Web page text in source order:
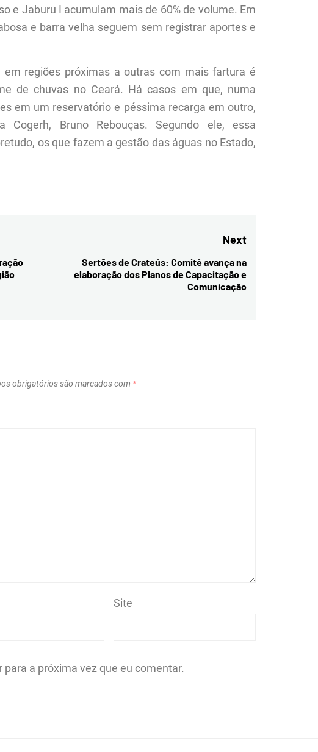
e Jaburu I acumulam mais de 60% de volume. Em
e barra velha seguem sem registrar aportes e
próximas a outras com mais fartura é
de chuvas no Ceará. Há casos em que, numa
em um reservatório e péssima recarga em outro,
Bruno Rebouças. Segundo ele, essa
os que fazem a gestão das águas no Estado,
Next
Next
Sertões de Crateús: Comitê avança na
elaboração dos Planos de Capacitação e
Comunicação
obrigatórios são marcados com *
Site
a próxima vez que eu comentar.